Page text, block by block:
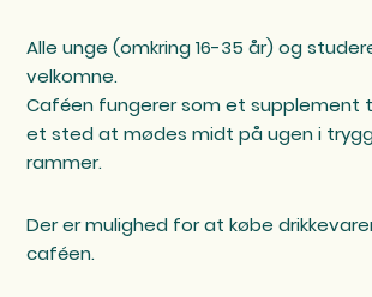
Alle unge (omkring 16-35 år) og
velkomne.
Caféen fungerer som et supplement
et sted at mødes midt på ugen i
rammer.
Der er mulighed for at købe
caféen.